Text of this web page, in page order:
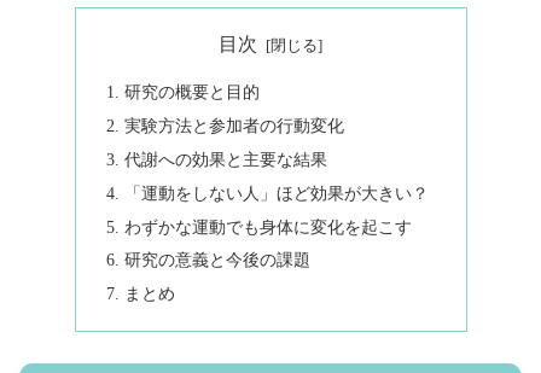
目次
研究の概要と目的
実験方法と参加者の行動変化
代謝への効果と主要な結果
「運動をしない人」ほど効果が大きい？
わずかな運動でも身体に変化を起こす
研究の意義と今後の課題
まとめ